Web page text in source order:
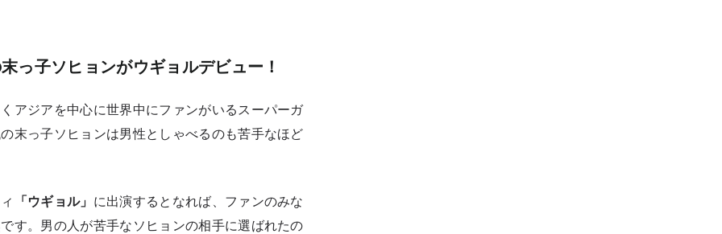
っ子ソヒョンがウギョルデビュー！
アジアを中心に世界中にファンがいるスーパーガ
末っ子ソヒョンは男性としゃべるのも苦手なほど
「ウギョル」 に出演するとなれば、ファンのみな
す。男の人が苦手なソヒョンの相手に選ばれたの